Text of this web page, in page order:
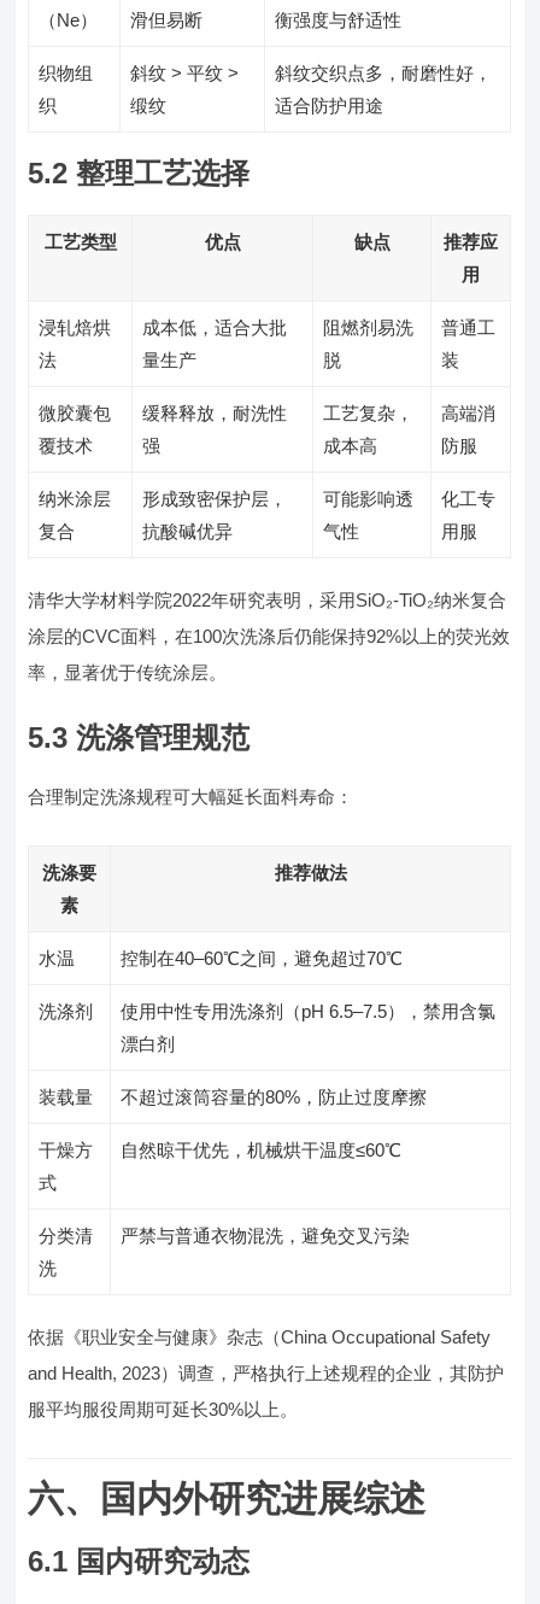
（Ne）
滑但易断
衡强度与舒适性
织物组
织
斜纹 > 平纹 >
缎纹
斜纹交织点多，耐磨性好，
适合防护用途
5.2 整理工艺选择
工艺类型 优点 缺点
推荐应
用
浸轧焙烘
法
成本低，适合大批
量生产
阻燃剂易洗
脱
普通工
装
微胶囊包
覆技术
缓释释放，耐洗性
强
工艺复杂，
成本高
高端消
防服
纳米涂层
复合
形成致密保护层，
抗酸碱优异
可能影响透
气性
化工专
用服
清华大学材料学院2022年研究表明，采用SiO₂-TiO₂纳米复合
涂层的CVC面料，在100次洗涤后仍能保持92%以上的荧光效
率，显著优于传统涂层。
5.3 洗涤管理规范
合理制定洗涤规程可大幅延长面料寿命：
洗涤要
素
推荐做法
水温 控制在40–60℃之间，避免超过70℃
洗涤剂
使用中性专用洗涤剂（pH 6.5–7.5），禁用含氯
漂白剂
装载量 不超过滚筒容量的80%，防止过度摩擦
干燥方
式
自然晾干优先，机械烘干温度≤60℃
分类清
洗
严禁与普通衣物混洗，避免交叉污染
依据《职业安全与健康》杂志（China Occupational Safety
and Health, 2023）调查，严格执行上述规程的企业，其防护
服平均服役周期可延长30%以上。
六、国内外研究进展综述
6.1 国内研究动态